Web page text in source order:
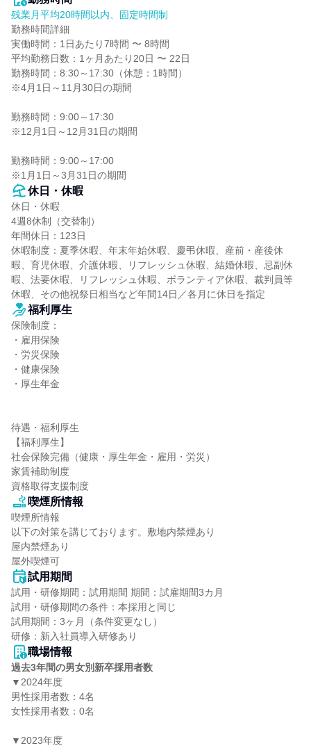
残業月平均20時間以内、固定時間制
勤務時間詳細
実働時間：1日あたり7時間 〜 8時間
平均勤務日数：1ヶ月あたり20日 〜 22日
勤務時間：8:30～17:30（休憩：1時間）
※4月1日～11月30日の期間
勤務時間：9:00～17:30
※12月1日～12月31日の期間
勤務時間：9:00～17:00
※1月1日～3月31日の期間
休日・休暇
休日・休暇
4週8休制（交替制）
年間休日：123日
休暇制度：夏季休暇、年末年始休暇、慶弔休暇、産前・産後休
暇、育児休暇、介護休暇、リフレッシュ休暇、結婚休暇、忌副休
暇、法要休暇、リフレッシュ休暇、ボランティア休暇、裁判員等
休暇、その他祝祭日相当など年間14日／各月に休日を指定
福利厚生
保険制度：
・雇用保険
・労災保険
・健康保険
・厚生年金
待遇・福利厚生
【福利厚生】
社会保険完備（健康・厚生年金・雇用・労災）
家賃補助制度
資格取得支援制度
喫煙所情報
喫煙所情報
以下の対策を講じております。敷地内禁煙あり
屋内禁煙あり
屋外喫煙可
試用期間
試用・研修期間：試用期間 期間：試雇期間3カ月
試用・研修期間の条件：本採用と同じ
試用期間：3ヶ月（条件変更なし）
職場情報
過去3年間の男女別新卒採用者数
▼2024年度
男性採用者数：4名
女性採用者数：0名
▼2023年度